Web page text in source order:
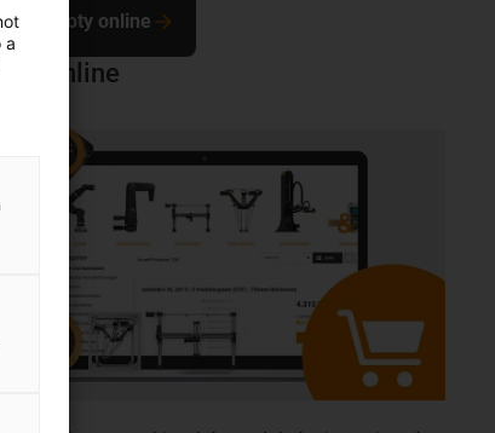
online
roboty online
a